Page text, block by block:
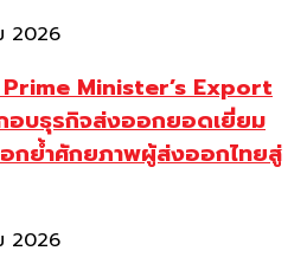
2026
Prime Minister’s Export
อบธุรกิจส่งออกยอดเยี่ยม
ย้ำศักยภาพผู้ส่งออกไทยสู่
2026